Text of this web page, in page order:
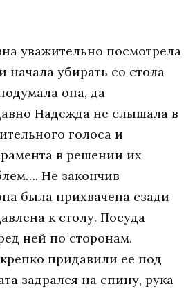
уважительно посмотрела
начала убирать со стола
она, да
Надежда не слышала в
голоса и
в решении их
Не закончив
была прихвачена сзади
к столу. Посуда
ней по сторонам.
придавили ее под
задрался на спину, рука